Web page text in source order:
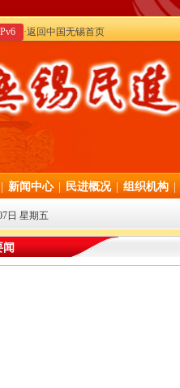
·返回中国无锡首页
新闻中心 民进概况 组织机构
日 星期五
闻